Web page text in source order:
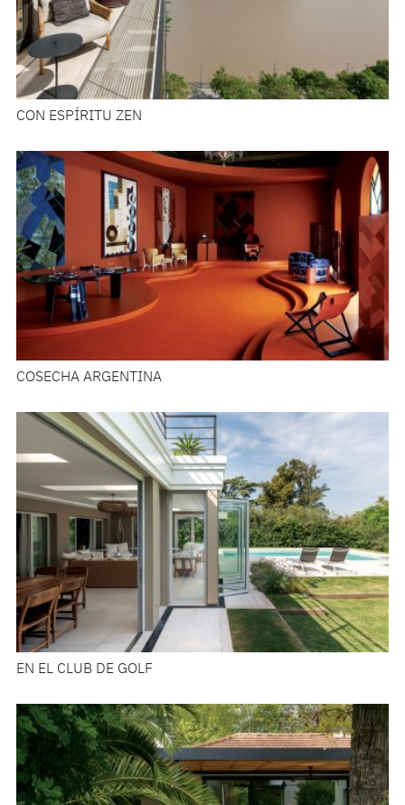
CON ESPÍRITU ZEN
COSECHA ARGENTINA
EN EL CLUB DE GOLF